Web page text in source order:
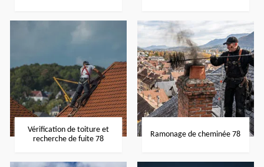
Vérification de toiture et
recherche de fuite 78
Ramonage de cheminée 78